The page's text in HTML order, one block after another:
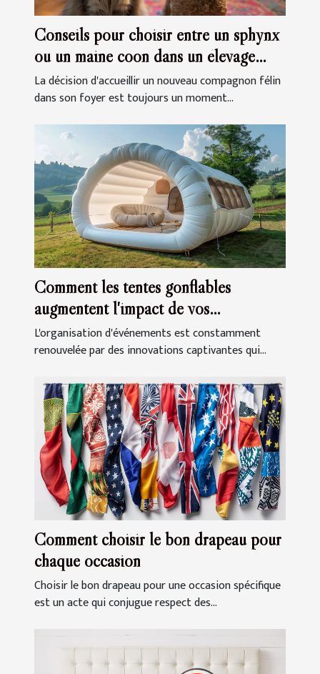
Conseils pour choisir entre un sphynx
ou un maine coon dans un élevage
familial
La décision d'accueillir un nouveau compagnon félin
dans son foyer est toujours un moment...
Comment les tentes gonflables
augmentent l'impact de vos
événements
L'organisation d'événements est constamment
renouvelée par des innovations captivantes qui...
Comment choisir le bon drapeau pour
chaque occasion
Choisir le bon drapeau pour une occasion spécifique
est un acte qui conjugue respect des...